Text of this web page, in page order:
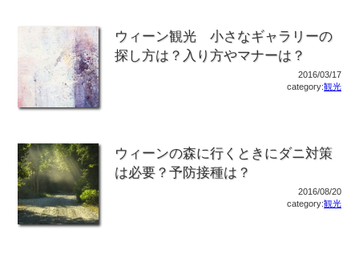
ウィーン観光 小さなギャラリーの
探し方は？入り方やマナーは？
2016/03/17
category:観光
ウィーンの森に行くときにダニ対策
は必要？予防接種は？
2016/08/20
category:観光